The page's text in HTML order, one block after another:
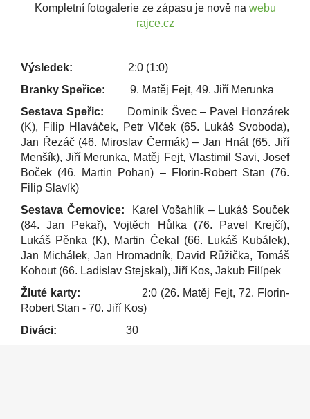
Kompletní fotogalerie ze zápasu je nově na webu
rajce.cz
Výsledek: 2:0 (1:0)
Branky Speřice: 9. Matěj Fejt, 49. Jiří Merunka
Sestava Speřic: Dominik Švec – Pavel Honzárek
(K), Filip Hlaváček, Petr Vlček (65. Lukáš Svoboda),
Jan Řezáč (46. Miroslav Čermák) – Jan Hnát (65. Jiří
Menšík), Jiří Merunka, Matěj Fejt, Vlastimil Savi, Josef
Boček (46. Martin Pohan) – Florin-Robert Stan (76.
Filip Slavík)
Sestava Černovice: Karel Vošahlík – Lukáš Souček
(84. Jan Pekař), Vojtěch Hůlka (76. Pavel Krejčí),
Lukáš Pěnka (K), Martin Čekal (66. Lukáš Kubálek),
Jan Michálek, Jan Hromadník, David Růžička, Tomáš
Kohout (66. Ladislav Stejskal), Jiří Kos, Jakub Filípek
Žluté karty: 2:0 (26. Matěj Fejt, 72. Florin-
Robert Stan - 70. Jiří Kos)
Diváci: 30